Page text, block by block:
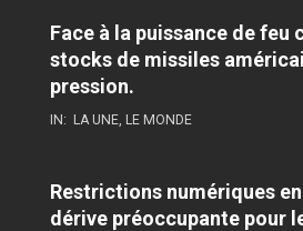
Face à la puissance de feu
stocks de missiles
pression.
IN: LA UNE, LE MONDE
Restrictions numériques
dérive préoccupante pour